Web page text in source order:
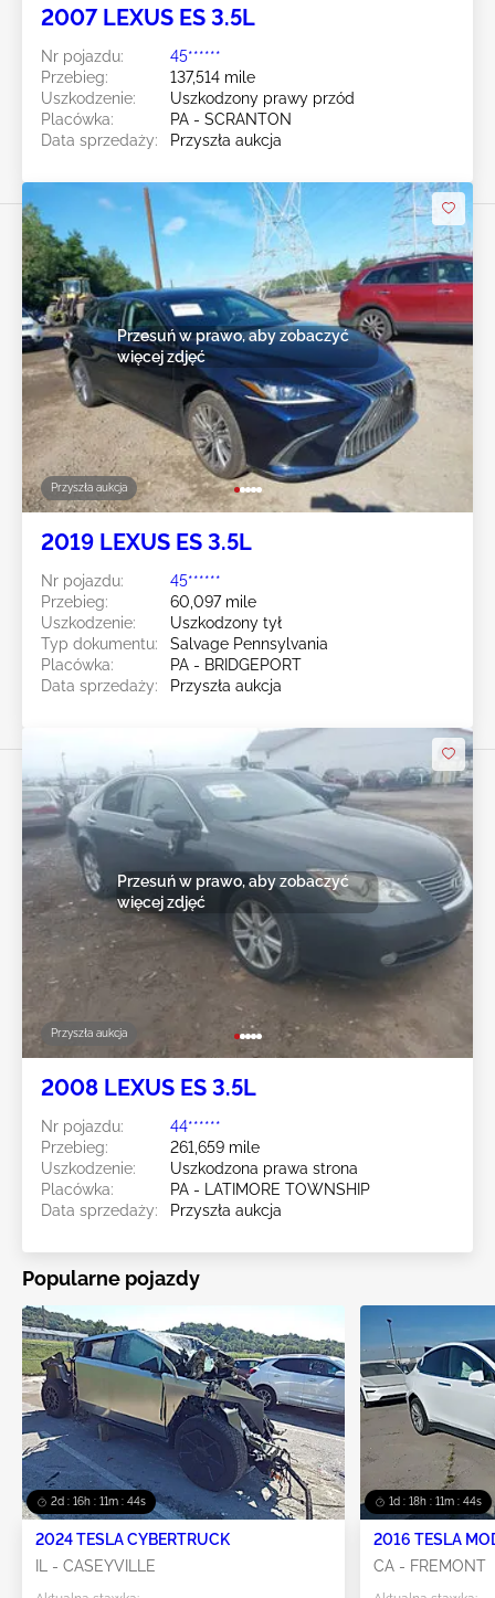
2007 LEXUS ES 3.5L
Nr pojazdu:
45******
Przebieg:
137,514 mile
Uszkodzenie:
Uszkodzony prawy przód
Placówka:
PA - SCRANTON
Data sprzedaży:
Przyszła aukcja
Przyszła aukcja
Przesuń w prawo, aby zobaczyć
więcej zdjęć
2019 LEXUS ES 3.5L
Nr pojazdu:
45******
Przebieg:
60,097 mile
Uszkodzenie:
Uszkodzony tył
Typ dokumentu:
Salvage Pennsylvania
Placówka:
PA - BRIDGEPORT
Data sprzedaży:
Przyszła aukcja
Przyszła aukcja
Przesuń w prawo, aby zobaczyć
więcej zdjęć
2008 LEXUS ES 3.5L
Nr pojazdu:
44******
Przebieg:
261,659 mile
Uszkodzenie:
Uszkodzona prawa strona
Placówka:
PA - LATIMORE TOWNSHIP
Data sprzedaży:
Przyszła aukcja
Popularne pojazdy
2d : 16h : 11m : 42s
2024 TESLA CYBERTRUCK
IL - CASEYVILLE
1d : 18h : 11m : 42s
2016 TESLA
CA - FREMONT